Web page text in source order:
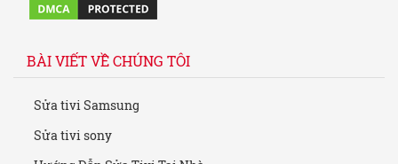
BÀI VIẾT VỀ CHÚNG TÔI
Sửa tivi Samsung
Sửa tivi sony